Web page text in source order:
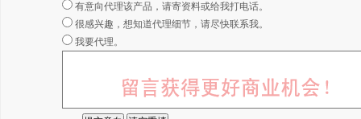
有意向代理该产品，请寄资料或给我打电话。
很感兴趣，想知道代理细节，请尽快联系我。
我要代理。